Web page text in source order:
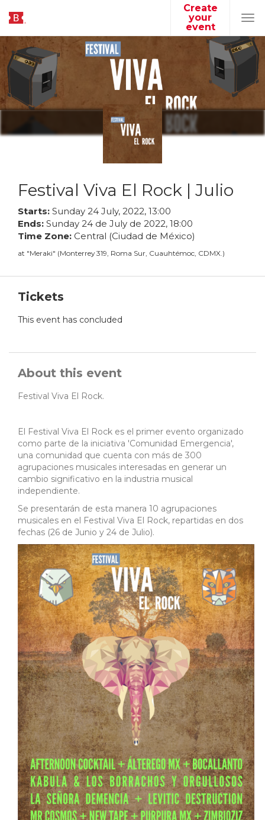
Create
your
event
Festival Viva El Rock | Julio
Starts: Sunday 24 July, 2022, 13:00
Ends: Sunday 24 de July de 2022, 18:00
Time Zone: Central (Ciudad de México)
at "Meraki" (Monterrey 319, Roma Sur, Cuauhtémoc, CDMX.)
Tickets
This event has concluded
About this event
Festival Viva El Rock.
El Festival Viva El Rock es el primer evento organizado
como parte de la iniciativa 'Comunidad Emergencia',
una comunidad que cuenta con más de 300
agrupaciones musicales interesadas en generar un
cambio significativo en la industria musical
independiente.
Se presentarán de esta manera 10 agrupaciones
musicales en el Festival Viva El Rock, repartidas en dos
fechas (26 de Junio y 24 de Julio).